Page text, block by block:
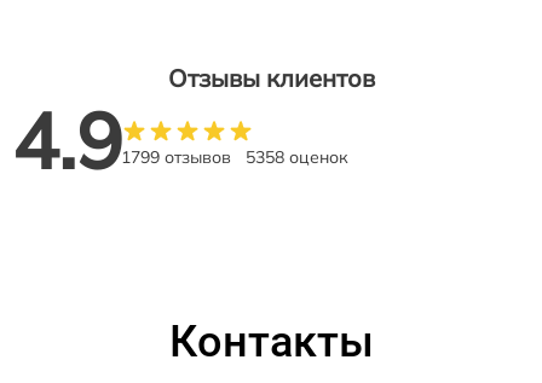
Отзывы клиентов
4.91799 отзывов 5358 оценок
Контакты